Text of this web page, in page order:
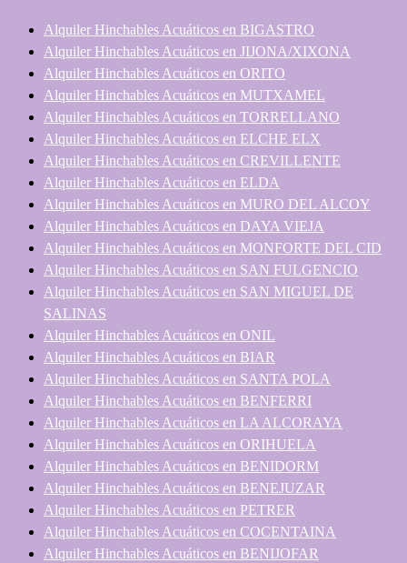
Alquiler Hinchables Acuáticos en BIGASTRO
Alquiler Hinchables Acuáticos en JIJONA/XIXONA
Alquiler Hinchables Acuáticos en ORITO
Alquiler Hinchables Acuáticos en MUTXAMEL
Alquiler Hinchables Acuáticos en TORRELLANO
Alquiler Hinchables Acuáticos en ELCHE ELX
Alquiler Hinchables Acuáticos en CREVILLENTE
Alquiler Hinchables Acuáticos en ELDA
Alquiler Hinchables Acuáticos en MURO DEL ALCOY
Alquiler Hinchables Acuáticos en DAYA VIEJA
Alquiler Hinchables Acuáticos en MONFORTE DEL CID
Alquiler Hinchables Acuáticos en SAN FULGENCIO
Alquiler Hinchables Acuáticos en SAN MIGUEL DE
SALINAS
Alquiler Hinchables Acuáticos en ONIL
Alquiler Hinchables Acuáticos en BIAR
Alquiler Hinchables Acuáticos en SANTA POLA
Alquiler Hinchables Acuáticos en BENFERRI
Alquiler Hinchables Acuáticos en LA ALCORAYA
Alquiler Hinchables Acuáticos en ORIHUELA
Alquiler Hinchables Acuáticos en BENIDORM
Alquiler Hinchables Acuáticos en BENEJUZAR
Alquiler Hinchables Acuáticos en PETRER
Alquiler Hinchables Acuáticos en COCENTAINA
Alquiler Hinchables Acuáticos en BENIJOFAR